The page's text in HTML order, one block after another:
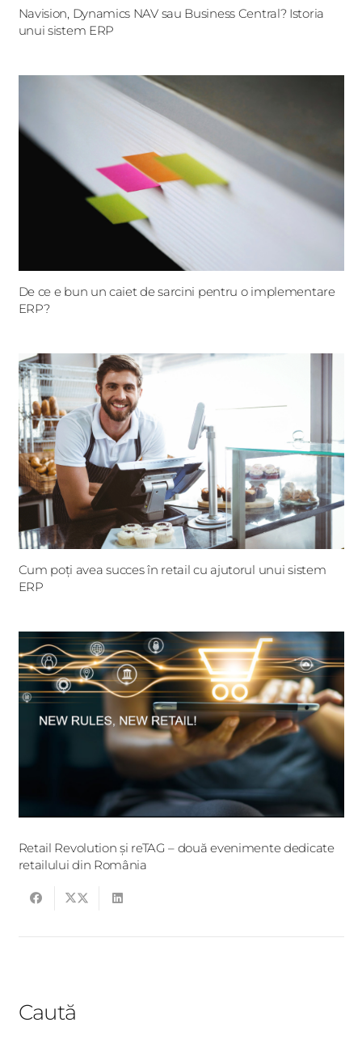
Navision, Dynamics NAV sau Business Central? Istoria
unui sistem ERP
De ce e bun un caiet de sarcini pentru o implementare
ERP?
Cum poți avea succes în retail cu ajutorul unui sistem
ERP
Retail Revolution și reTAG – două evenimente dedicate
retailului din România
Caută